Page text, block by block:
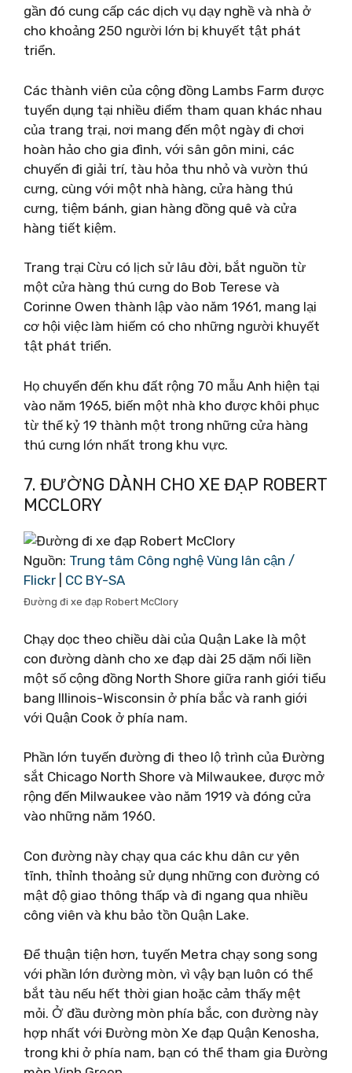
gần đó cung cấp các dịch vụ dạy nghề và nhà ở
cho khoảng 250 người lớn bị khuyết tật phát
triển.
Các thành viên của cộng đồng Lambs Farm được
tuyển dụng tại nhiều điểm tham quan khác nhau
của trang trại, nơi mang đến một ngày đi chơi
hoàn hảo cho gia đình, với sân gôn mini, các
chuyến đi giải trí, tàu hỏa thu nhỏ và vườn thú
cưng, cùng với một nhà hàng, cửa hàng thú
cưng, tiệm bánh, gian hàng đồng quê và cửa
hàng tiết kiệm.
Trang trại Cừu có lịch sử lâu đời, bắt nguồn từ
một cửa hàng thú cưng do Bob Terese và
Corinne Owen thành lập vào năm 1961, mang lại
cơ hội việc làm hiếm có cho những người khuyết
tật phát triển.
Họ chuyển đến khu đất rộng 70 mẫu Anh hiện tại
vào năm 1965, biến một nhà kho được khôi phục
từ thế kỷ 19 thành một trong những cửa hàng
thú cưng lớn nhất trong khu vực.
7. ĐƯỜNG DÀNH CHO XE ĐẠP ROBERT
MCCLORY
Nguồn: Trung tâm Công nghệ Vùng lân cận /
Flickr
CC BY-SA
Đường đi xe đạp Robert McClory
Chạy dọc theo chiều dài của Quận Lake là một
con đường dành cho xe đạp dài 25 dặm nối liền
một số cộng đồng North Shore giữa ranh giới tiểu
bang Illinois-Wisconsin ở phía bắc và ranh giới
với Quận Cook ở phía nam.
Phần lớn tuyến đường đi theo lộ trình của Đường
sắt Chicago North Shore và Milwaukee, được mở
rộng đến Milwaukee vào năm 1919 và đóng cửa
vào những năm 1960.
Con đường này chạy qua các khu dân cư yên
tĩnh, thỉnh thoảng sử dụng những con đường có
mật độ giao thông thấp và đi ngang qua nhiều
công viên và khu bảo tồn Quận Lake.
Để thuận tiện hơn, tuyến Metra chạy song song
với phần lớn đường mòn, vì vậy bạn luôn có thể
bắt tàu nếu hết thời gian hoặc cảm thấy mệt
mỏi. Ở đầu đường mòn phía bắc, con đường này
hợp nhất với Đường mòn Xe đạp Quận Kenosha,
trong khi ở phía nam, bạn có thể tham gia Đường